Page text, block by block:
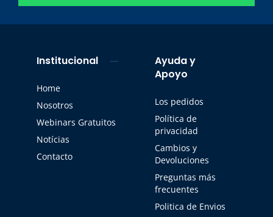
Institucional
Home
Nosotros
Webinars Gratuitos
Notícias
Contacto
Ayuda y
Apoyo
Los pedidos
Política de
privacidad
Cambios y
Devoluciones
Preguntas más
frecuentes
Politica de Envios